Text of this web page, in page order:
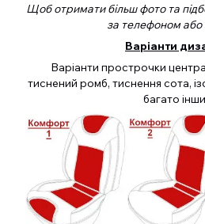
Щоб отримати більш фото та
за телефоном або
Варіанти
Варіанти прострочки
тиснений ромб, тиснення сота,
багато